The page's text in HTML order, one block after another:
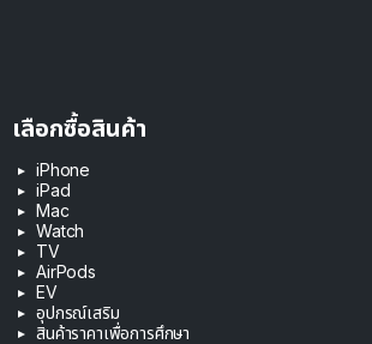
เลือกซื้อสินค้า
iPhone
iPad
Mac
Watch
TV
AirPods
EV
อุปกรณ์เสริม
สินค้าราคาเพื่อการศึกษา